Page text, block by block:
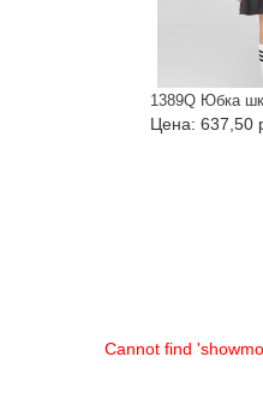
1389Q Юбка
Цена: 637,50
Cannot find